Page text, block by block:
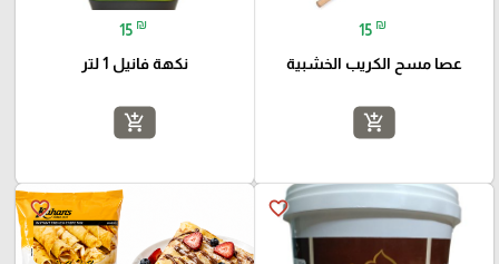
15 ₪
عصا مسح الكريب الخشبية
add_shopping_cart
15 ₪
نكهة فانيل 1 لتر
add_shopping_cart
favorite_border
favorite_border